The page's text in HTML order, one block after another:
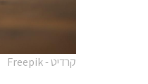
קרדיט - Freepik